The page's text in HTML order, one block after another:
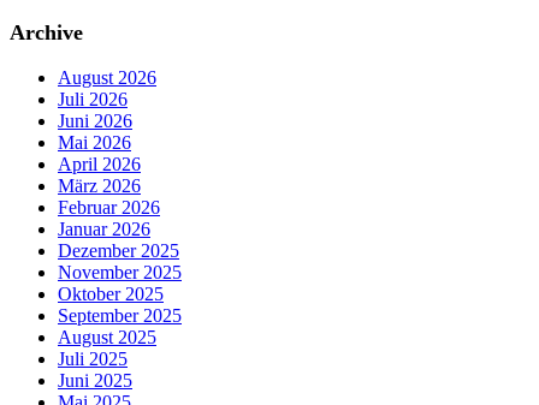
Archive
August 2026
Juli 2026
Juni 2026
Mai 2026
April 2026
März 2026
Februar 2026
Januar 2026
Dezember 2025
November 2025
Oktober 2025
September 2025
August 2025
Juli 2025
Juni 2025